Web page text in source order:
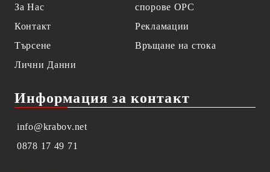
За Нас
Контакт
Търсене
Лични Данни
спорове OPC
Рекламации
Връщане на стока
Информация за контакт
info@krabov.net
0878 17 49 71